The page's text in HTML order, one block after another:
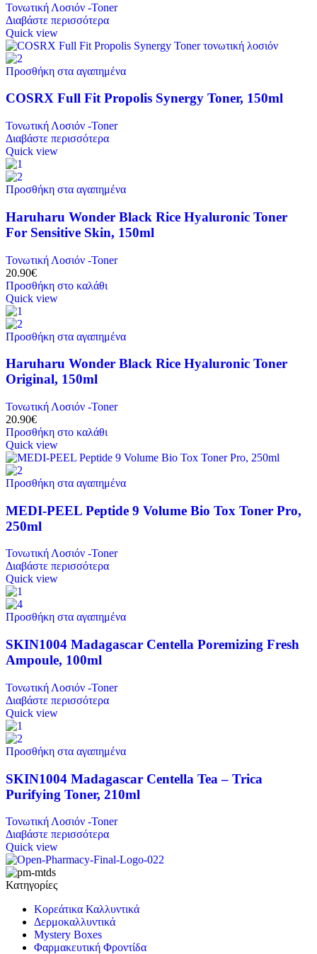
Τονωτική Λοσιόν -Toner
Διαβάστε περισσότερα
Quick view
Προσθήκη στα αγαπημένα
COSRX Full Fit Propolis Synergy Toner, 150ml
Τονωτική Λοσιόν -Toner
Διαβάστε περισσότερα
Quick view
Προσθήκη στα αγαπημένα
Haruharu Wonder Black Rice Hyaluronic Toner
For Sensitive Skin, 150ml
Τονωτική Λοσιόν -Toner
20.90€
Προσθήκη στο καλάθι
Quick view
Προσθήκη στα αγαπημένα
Haruharu Wonder Black Rice Hyaluronic Toner
Original, 150ml
Τονωτική Λοσιόν -Toner
20.90€
Προσθήκη στο καλάθι
Quick view
Προσθήκη στα αγαπημένα
MEDI-PEEL Peptide 9 Volume Bio Tox Toner Pro,
250ml
Τονωτική Λοσιόν -Toner
Διαβάστε περισσότερα
Quick view
Προσθήκη στα αγαπημένα
SKIN1004 Madagascar Centella Poremizing Fresh
Ampoule, 100ml
Τονωτική Λοσιόν -Toner
Διαβάστε περισσότερα
Quick view
Προσθήκη στα αγαπημένα
SKIN1004 Madagascar Centella Tea – Trica
Purifying Toner, 210ml
Τονωτική Λοσιόν -Toner
Διαβάστε περισσότερα
Quick view
Κατηγορίες
Κορεάτικα Καλλυντικά
Δερμοκαλλυντικά
Mystery Boxes
Φαρμακευτική Φροντίδα